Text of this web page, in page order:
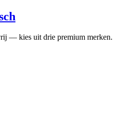
— kies uit drie premium merken.